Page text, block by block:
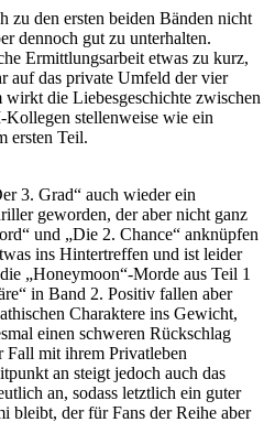
zu den ersten beiden Bänden nicht
dennoch gut zu unterhalten.
Ermittlungsarbeit etwas zu kurz,
auf das private Umfeld der vier
die Liebesgeschichte zwischen
stellenweise wie ein
ersten Teil.
3. Grad“ auch wieder ein
geworden, der aber nicht ganz
und „Die 2. Chance“ anknüpfen
ins Hintertreffen und ist leider
„Honeymoon“-Morde aus Teil 1
in Band 2. Positiv fallen aber
Charaktere ins Gewicht,
einen schweren Rückschlag
Fall mit ihrem Privatleben
an steigt jedoch auch das
an, sodass letztlich ein guter
bleibt, der für Fans der Reihe aber